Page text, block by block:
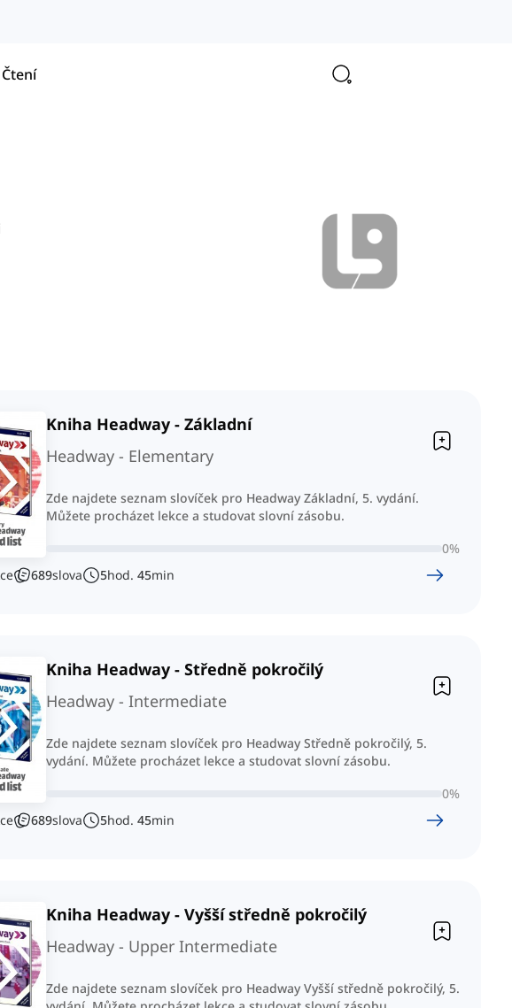
Čtení
Kniha Headway - Základní
Headway - Elementary
Zde najdete seznam slovíček pro Headway Základní, 5. vydání.
Můžete procházet lekce a studovat slovní zásobu.
0%
689slova 5hod. 45min
Kniha Headway - Středně pokročilý
Headway - Intermediate
Zde najdete seznam slovíček pro Headway Středně pokročilý, 5.
vydání. Můžete procházet lekce a studovat slovní zásobu.
0%
689slova 5hod. 45min
Kniha Headway - Vyšší středně pokročilý
Headway - Upper Intermediate
Zde najdete seznam slovíček pro Headway Vyšší středně pokročilý, 5.